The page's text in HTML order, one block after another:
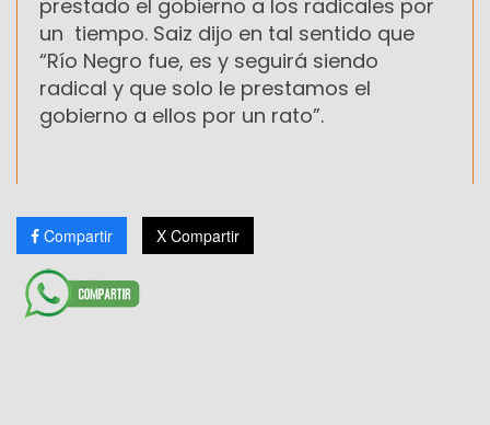
prestado el gobierno a los radicales por
un tiempo. Saiz dijo en tal sentido que
“Río Negro fue, es y seguirá siendo
radical y que solo le prestamos el
gobierno a ellos por un rato”.
Compartir X Compartir